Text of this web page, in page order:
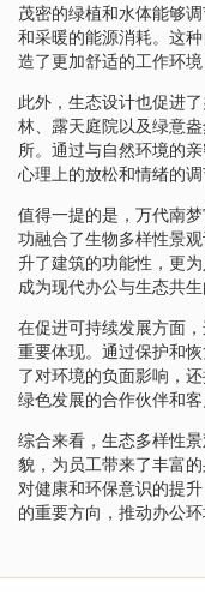
茂密的绿植和水体能够
和采暖的能源消耗。这
造了更加舒适的工作环
此外，生态设计也促进
林、露天庭院以及绿意
所。通过与自然环境的
心理上的放松和情绪的
值得一提的是，万代南
功融合了生物多样性景
升了建筑的功能性，更
成为现代办公与生态共生
在促进可持续发展方面
重要体现。通过保护和
了对环境的负面影响，
绿色发展的合作伙伴和客
综合来看，生态多样性
貌，为员工带来了丰富
对健康和环保意识的提
的重要方向，推动办公